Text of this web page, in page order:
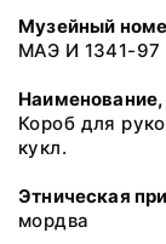
Музейный
МАЭ И 1341-97
Наименование,
Короб для
кукл.
Этническая
мордва